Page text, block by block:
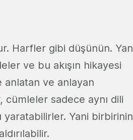
Harfler gibi düşünün. Yan
ve bu akışın hikayesi
anlatan ve anlayan
cümleler sadece aynı dili
yaratabilirler. Yani birbirinin